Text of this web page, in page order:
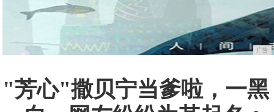
广告
"芳心"撒贝宁当爹啦，一黑